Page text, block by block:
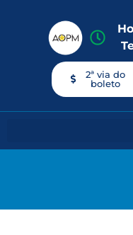
2ª via do
boleto